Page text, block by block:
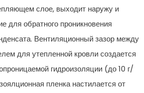
слое, выходит наружу и
для обратного проникновения
Вентиляционный зазор между
для утепленной кровли создается
гидроизоляции (до 10 г/
пленка настилается от